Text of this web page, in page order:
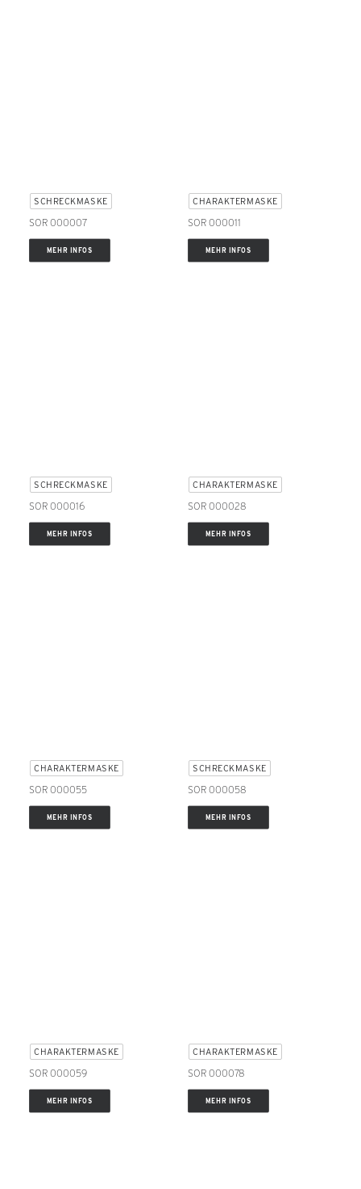
SCHRECKMASKE
SOR 000007
MEHR INFOS
CHARAKTERMASKE
SOR 000011
MEHR INFOS
SCHRECKMASKE
SOR 000016
MEHR INFOS
CHARAKTERMASKE
SOR 000028
MEHR INFOS
CHARAKTERMASKE
SOR 000055
MEHR INFOS
SCHRECKMASKE
SOR 000058
MEHR INFOS
CHARAKTERMASKE
SOR 000059
MEHR INFOS
CHARAKTERMASKE
SOR 000078
MEHR INFOS